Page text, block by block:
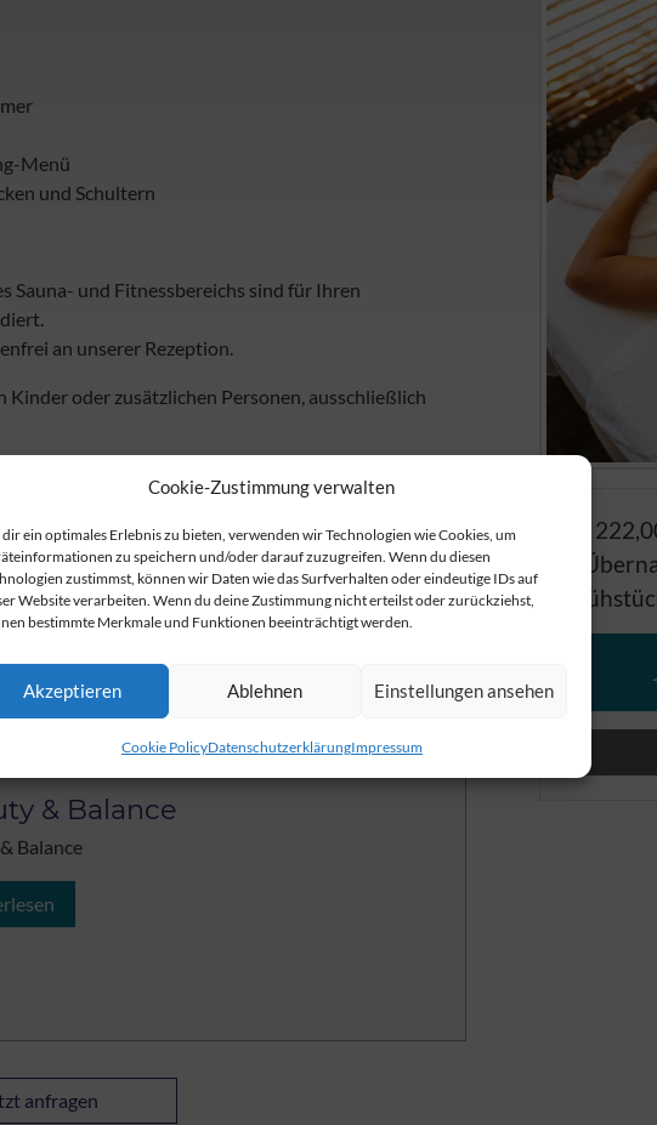
Cookie-Zustimmung verwalten
dir ein optimales Erlebnis zu bieten, verwenden wir Technologien wie Cookies, um
zu speichern und/oder darauf zuzugreifen. Wenn du diesen
zustimmst, können wir Daten wie das Surfverhalten oder eindeutige IDs auf
Website verarbeiten. Wenn du deine Zustimmung nicht erteilst oder zurückziehst,
bestimmte Merkmale und Funktionen beeinträchtigt werden.
Akzeptieren Ablehnen Einstellungen ansehen
Cookie PolicyDatenschutzerklärungImpressum
Menü
und Schultern
Sauna- und Fitnessbereichs sind für Ihren
an unserer Rezeption.
Kinder oder zusätzlichen Personen, ausschließlich
in unserem
& Balance
Balance
anfragen
ab
2